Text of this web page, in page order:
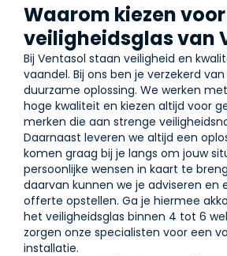
Waarom kiezen voor
veiligheidsglas van
Bij Ventasol staan veiligheid en
vaandel. Bij ons ben je verzekerd
duurzame oplossing. We werken
hoge kwaliteit en kiezen altijd voor
merken die aan strenge
Daarnaast leveren we altijd een
komen graag bij je langs om jouw
persoonlijke wensen in kaart te
daarvan kunnen we je adviseren en
offerte opstellen. Ga je hiermee
het veiligheidsglas binnen 4 tot 6
zorgen onze specialisten voor een
installatie.